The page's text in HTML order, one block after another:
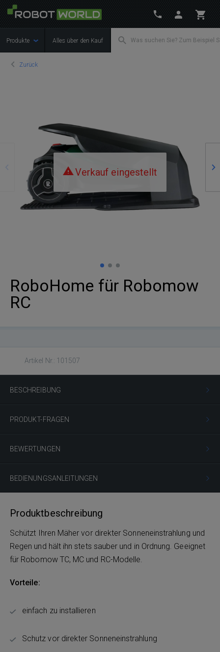
Produkte Alles über den Kauf
Zurück
Verkauf eingestellt
RoboHome für Robomow
RC
Artikel Nr.: 101507
BESCHREIBUNG
PRODUKT-FRAGEN
BEWERTUNGEN
BEDIENUNGSANLEITUNGEN
Produktbeschreibung
Schützt Ihren Mäher vor direkter Sonneneinstrahlung und
Regen und hält ihn stets sauber und in Ordnung. Geeignet
für Robomow TC, MC und RC-Modelle.
Vorteile:
einfach zu installieren
Schutz vor direkter Sonneneinstrahlung